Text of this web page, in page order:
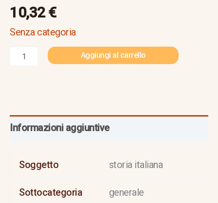
10,32€
Senza categoria
Aggiungi al carrello
Informazioni aggiuntive
Soggetto storia italiana
Sottocategoria generale